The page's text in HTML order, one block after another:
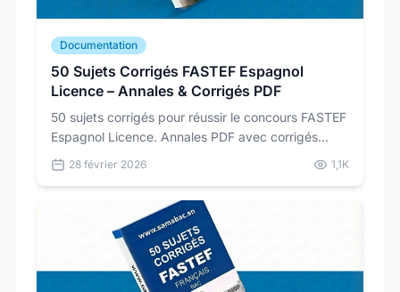
Documentation
50 Sujets Corrigés FASTEF Espagnol
Licence – Annales & Corrigés PDF
50 sujets corrigés pour réussir le concours FASTEF
Espagnol Licence. Annales PDF avec corrigés
détaillés pour vous préparer dans les conditions
réelles du concours.
28 février 2026 1,1K